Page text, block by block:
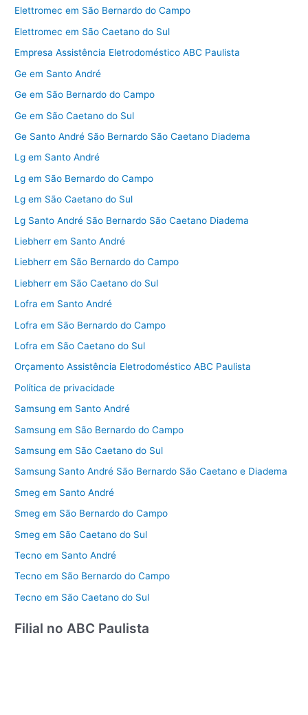
Elettromec em São Bernardo do Campo
Elettromec em São Caetano do Sul
Empresa Assistência Eletrodoméstico ABC Paulista
Ge em Santo André
Ge em São Bernardo do Campo
Ge em São Caetano do Sul
Ge Santo André São Bernardo São Caetano Diadema
Lg em Santo André
Lg em São Bernardo do Campo
Lg em São Caetano do Sul
Lg Santo André São Bernardo São Caetano Diadema
Liebherr em Santo André
Liebherr em São Bernardo do Campo
Liebherr em São Caetano do Sul
Lofra em Santo André
Lofra em São Bernardo do Campo
Lofra em São Caetano do Sul
Orçamento Assistência Eletrodoméstico ABC Paulista
Política de privacidade
Samsung em Santo André
Samsung em São Bernardo do Campo
Samsung em São Caetano do Sul
Samsung Santo André São Bernardo São Caetano e Diadema
Smeg em Santo André
Smeg em São Bernardo do Campo
Smeg em São Caetano do Sul
Tecno em Santo André
Tecno em São Bernardo do Campo
Tecno em São Caetano do Sul
Filial no ABC Paulista